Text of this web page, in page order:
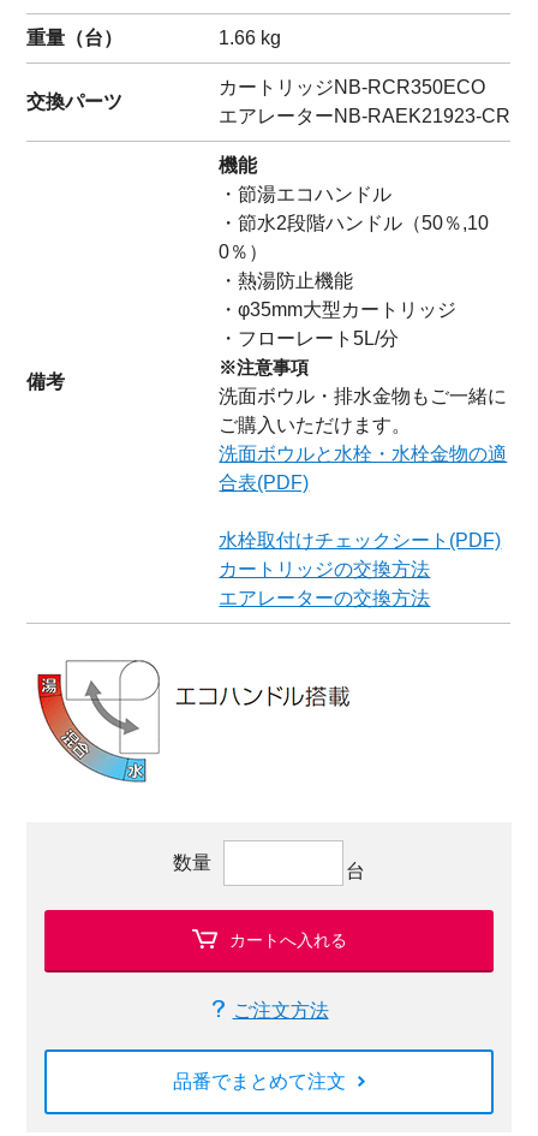
重量（台） 1.66 kg
交換パーツ
カートリッジNB-RCR350ECO
エアレーターNB-RAEK21923-CR
備考
機能
・節湯エコハンドル
・節水2段階ハンドル（50％,10
0％）
・熱湯防止機能
・φ35mm大型カートリッジ
・フローレート5L/分
※注意事項
洗面ボウル・排水金物もご一緒に
ご購入いただけます。
洗面ボウルと水栓・水栓金物の適
合表(PDF)
水栓取付けチェックシート(PDF)
カートリッジの交換方法
エアレーターの交換方法
数量 台
カートへ入れる
ご注文方法
品番でまとめて注文